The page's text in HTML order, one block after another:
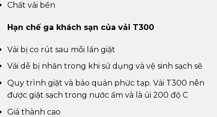
Chất vải bền
Hạn chế ga khách sạn của vải T300
Vải bị co rút sau mỗi lần giặt
Vải dễ bị nhăn trong khi sử dụng và vệ sinh sạch sẽ
Quy trình giặt và bảo quản phức tạp. Vải T300 nên
được giặt sạch trong nước ấm và là ủi 200 độ C
Giá thành cao